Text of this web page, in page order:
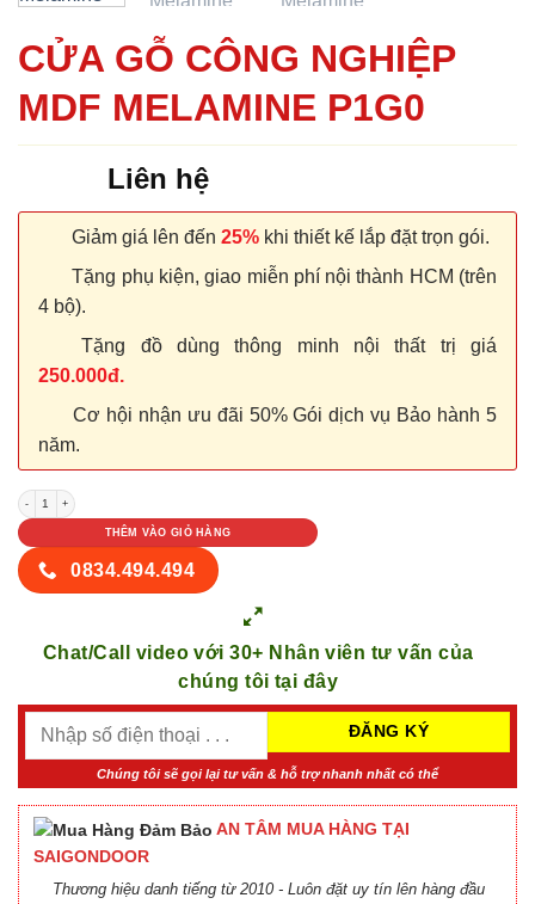
CỬA GỖ CÔNG NGHIỆP
MDF MELAMINE P1G0
Liên hệ
Giảm giá lên đến 25% khi thiết kế lắp đặt trọn gói.
Tặng phụ kiện, giao miễn phí nội thành HCM (trên
4 bộ).
Tặng đồ dùng thông minh nội thất trị giá
250.000đ.
Cơ hội nhận ưu đãi 50% Gói dịch vụ Bảo hành 5
năm.
CỬA GỖ CÔNG NGHIỆP MDF MELAMINE P1G0 số lượng
THÊM VÀO GIỎ HÀNG
0834.494.494
Chat/Call video với 30+ Nhân viên tư vấn của
chúng tôi tại đây
Chúng tôi sẽ gọi lại tư vấn & hỗ trợ nhanh nhất có thể
AN TÂM MUA HÀNG TẠI
SAIGONDOOR
Thương hiệu danh tiếng từ 2010 - Luôn đặt uy tín lên hàng đầu